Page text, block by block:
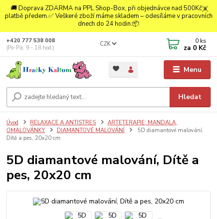
🚚 Doprava ZDARMA na PPL Shop-Box, při objednávce nad 500Kč a
platbě předem.✅ Veškeré zboží máme skladem – odesíláme v pracovních
dnech do 24 hodin.📦
Menu
CZK
Hledat
+420 777 538 008
(Po-Pá, 9 - 18 hod.)
0 ks
za 0 Kč
Úvod RELAXACE A ANTISTRES
ARTETERAPIE, MANDALA,
OMALOVÁNKY
DIAMANTOVÉ MALOVÁNÍ
5D diamantové malování,
Dítě a pes, 20x20 cm
5D diamantové malování, Dítě a
pes, 20x20 cm